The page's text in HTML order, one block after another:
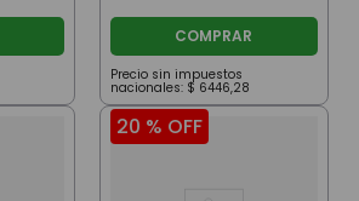
COMPRAR
Precio sin impuestos
nacionales: $ 6446,28
20 % OFF